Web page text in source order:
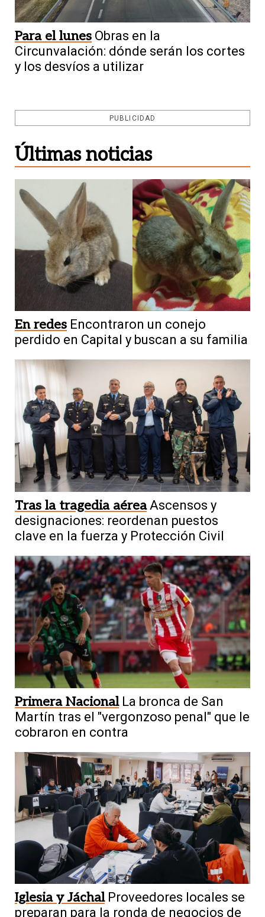
Para el lunes Obras en la
Circunvalación: dónde serán los cortes
y los desvíos a utilizar
PUBLICIDAD
Últimas noticias
En redes Encontraron un conejo
perdido en Capital y buscan a su familia
Tras la tragedia aérea Ascensos y
designaciones: reordenan puestos
clave en la fuerza y Protección Civil
Primera Nacional La bronca de San
Martín tras el "vergonzoso penal" que le
cobraron en contra
Iglesia y Jáchal Proveedores locales se
preparan para la ronda de negocios de